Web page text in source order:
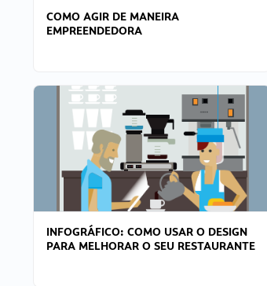
COMO AGIR DE MANEIRA
EMPREENDEDORA
INFOGRÁFICO: COMO USAR O DESIGN
PARA MELHORAR O SEU RESTAURANTE